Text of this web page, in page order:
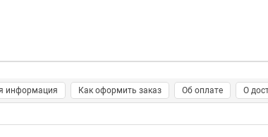
информация Как оформить заказ Об оплате О